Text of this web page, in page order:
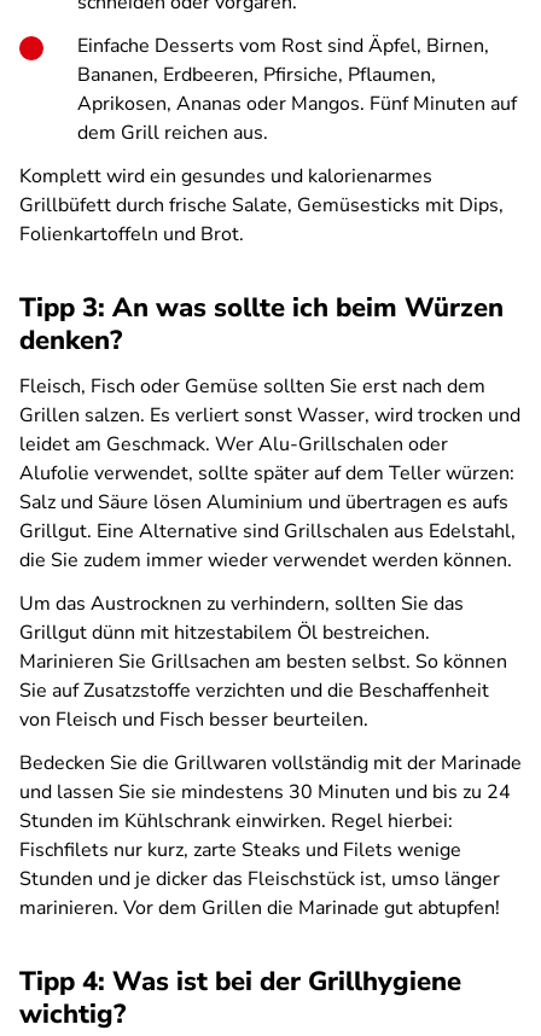
Einfache Desserts vom Rost sind Äpfel, Birnen,
Bananen, Erdbeeren, Pfirsiche, Pflaumen,
Aprikosen, Ananas oder Mangos. Fünf Minuten auf
dem Grill reichen aus.
Komplett wird ein gesundes und kalorienarmes
Grillbüfett durch frische Salate, Gemüsesticks mit Dips,
Folienkartoffeln und Brot.
Tipp 3: An was sollte ich beim Würzen
denken?
Fleisch, Fisch oder Gemüse sollten Sie erst nach dem
Grillen salzen. Es verliert sonst Wasser, wird trocken und
leidet am Geschmack. Wer Alu-Grillschalen oder
Alufolie verwendet, sollte später auf dem Teller würzen:
Salz und Säure lösen Aluminium und übertragen es aufs
Grillgut. Eine Alternative sind Grillschalen aus Edelstahl,
die Sie zudem immer wieder verwendet werden können.
Um das Austrocknen zu verhindern, sollten Sie das
Grillgut dünn mit hitzestabilem Öl bestreichen.
Marinieren Sie Grillsachen am besten selbst. So können
Sie auf Zusatzstoffe verzichten und die Beschaffenheit
von Fleisch und Fisch besser beurteilen.
Bedecken Sie die Grillwaren vollständig mit der Marinade
und lassen Sie sie mindestens 30 Minuten und bis zu 24
Stunden im Kühlschrank einwirken. Regel hierbei:
Fischfilets nur kurz, zarte Steaks und Filets wenige
Stunden und je dicker das Fleischstück ist, umso länger
marinieren. Vor dem Grillen die Marinade gut abtupfen!
Tipp 4: Was ist bei der Grillhygiene
wichtig?